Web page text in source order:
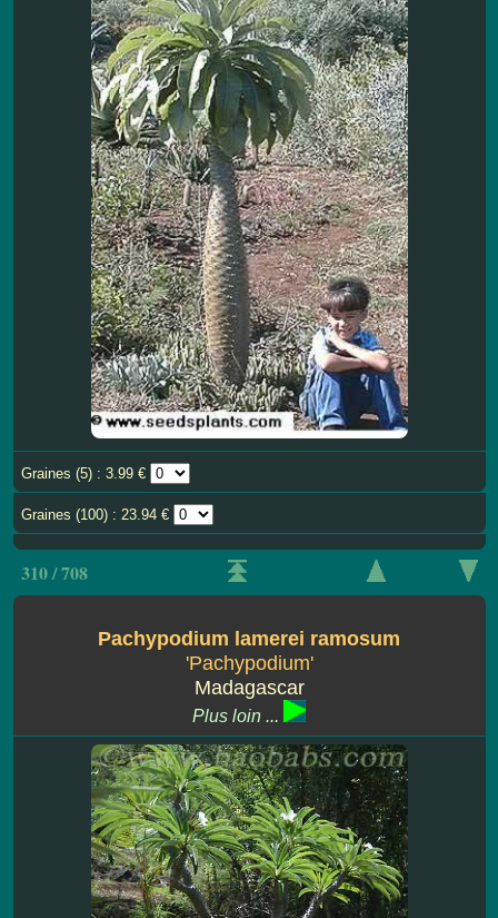
Graines (5) : 3.99 €
Graines (100) : 23.94 €
310 / 708
Pachypodium lamerei ramosum
'Pachypodium'
Madagascar
Plus loin ...